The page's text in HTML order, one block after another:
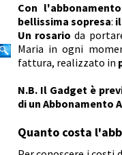
Con
bellissima sopresa:
Un rosario da
Maria in ogni
fattura, realizzato in
N.B. Il Gadget è
di un Abbonamento
Quanto costa